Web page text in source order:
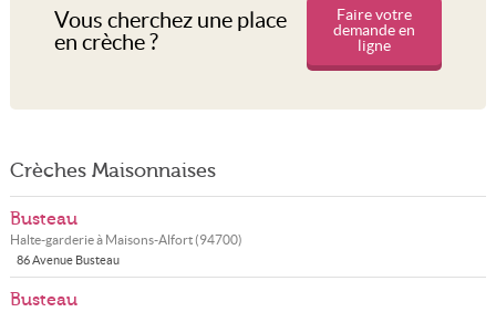
Vous cherchez une place
en crèche ?
Faire votre
demande en
ligne
Crèches Maisonnaises
Busteau
Halte-garderie à Maisons-Alfort(94700)
86 Avenue Busteau
Busteau